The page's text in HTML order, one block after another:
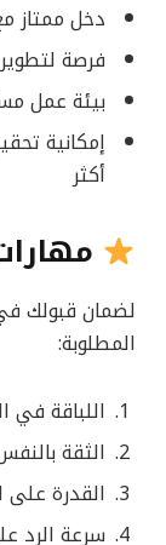
دخل ممتاز
فرصة
بيئة عمل
أكثر
لضمان قبولك
المطلوبة:
اللباقة في
الثقة
القدرة على
سرعة الرد